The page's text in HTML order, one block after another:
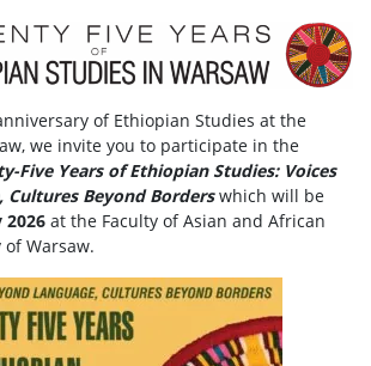
of Ethiopian Studies at the
we invite you to participate in the
Five Years of Ethiopian Studies: Voices
Cultures Beyond Borderswhich will be
2026 at the Faculty of Asian and African
Warsaw.